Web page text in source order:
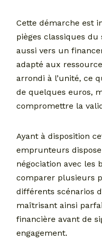
Cette démarche est
pièges classiques
aussi vers un
adapté aux
arrondi à l’unité, ce
de quelques euros,
compromettre la
Ayant à disposition
emprunteurs
négociation avec les
comparer plusieurs
différents scénarios
maîtrisant ainsi
financière avant de
engagement.